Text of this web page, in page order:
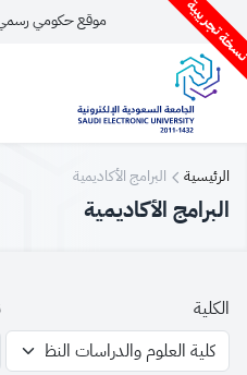
تجريبية موقع حكومي
الرئيسية البرامج الأكاديمية
البرامج الأكاديمية
الكلية